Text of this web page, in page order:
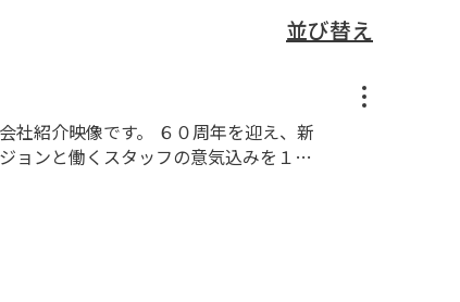
並び替え
紹介映像です。 ６０周年を迎え、新
ョンと働くスタッフの意気込みを１本
商事にご興味・ご関心のある方、是非